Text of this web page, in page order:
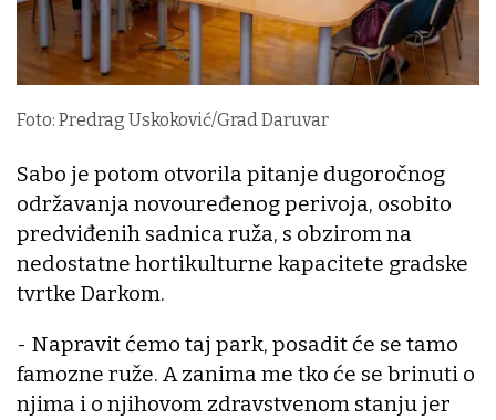
Foto: Predrag Uskoković/Grad Daruvar
Sabo je potom otvorila pitanje dugoročnog
održavanja novouređenog perivoja, osobito
predviđenih sadnica ruža, s obzirom na
nedostatne hortikulturne kapacitete gradske
tvrtke Darkom.
- Napravit ćemo taj park, posadit će se tamo
famozne ruže. A zanima me tko će se brinuti o
njima i o njihovom zdravstvenom stanju jer